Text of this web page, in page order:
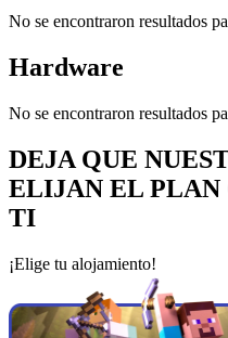
No se encontraron resultados
Hardware
No se encontraron resultados
DEJA QUE
ELIJAN EL PLAN
TI
¡Elige tu alojamiento!